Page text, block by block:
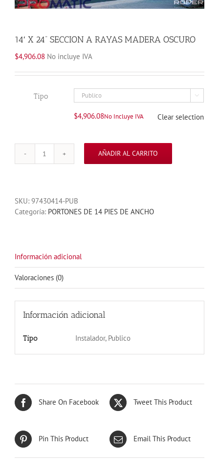
14′ X 24” SECCION A RAYAS MADERA OSCURO
$4,906.08 No incluye IVA
Tipo 
$4,906.08No Incluye IVA Clear selection
14'
A
RAYAS
AÑADIR AL CARRITO
SKU: 97430414-PUB
Categoría: PORTONES DE 14 PIES DE ANCHO
Información adicional
Valoraciones (0)
Información adicional
Tipo Instalador, Publico
Share On Facebook Tweet This Product
Pin This Product Email This Product